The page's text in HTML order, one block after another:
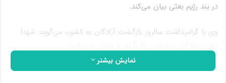
در بند رژیم بعثی بیان می‌کند.
وی با گرامیداشت سالروز بازگشت آزادگان به کشور، می‌گوید: شهدا
ابراهیمی ادامه می‌دهد: اسرا در زمان جنگ دو دسته بودند، کسانی که
نمایش بیشتر